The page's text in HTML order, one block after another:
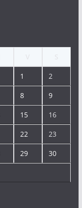
1 2
8 9
15 16
22 23
29 30